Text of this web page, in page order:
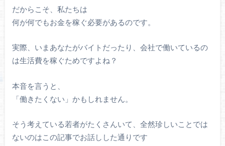
だからこそ、私たちは
何が何でもお金を稼ぐ必要があるのです。
実際、いまあなたがバイトだったり、会社で働いているの
は生活費を稼ぐためですよね？
本音を言うと、
「働きたくない」かもしれません。
そう考えている若者がたくさんいて、全然珍しいことでは
ないのはこの記事でお話しした通りです